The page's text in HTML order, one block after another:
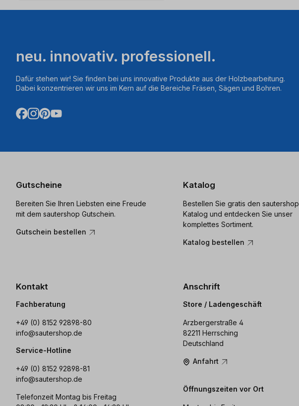
neu. innovativ. professionell.
Dafür stehen wir! Sie finden bei uns innovative Produkte aus der Holzbearbeitung.
Dabei konzentrieren wir uns im Kern auf die Bereiche Fräsen, Sägen und Bohren.
Gutscheine
Bereiten Sie Ihren Liebsten eine Freude
mit dem sautershop Gutschein.
Gutschein bestellen
Katalog
Bestellen Sie gratis den sautershop
Katalog und entdecken Sie unser
komplettes Sortiment.
Katalog bestellen
Kontakt
Fachberatung
+49 (0) 8152 92898-80
info@sautershop.de
Service-Hotline
+49 (0) 8152 92898-81
info@sautershop.de
Telefonzeit Montag bis Freitag
Anschrift
Store / Ladengeschäft
Arzbergerstraße 4
82211 Herrsching
Deutschland
Anfahrt
Öffnungszeiten vor Ort